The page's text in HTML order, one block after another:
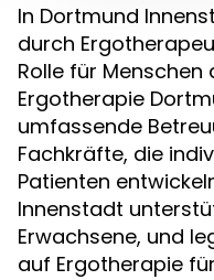
In Dortmund
durch
Rolle für
Ergotherapie
umfassende
Fachkräfte, die
Patienten
Innenstadt
Erwachsene, und
auf Ergotherapie